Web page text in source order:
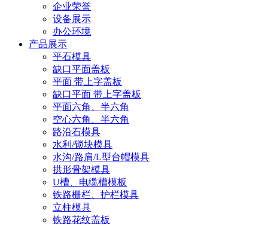
企业荣誉
设备展示
办公环境
产品展示
平石模具
缺口平面盖板
平面 带上字盖板
缺口平面 带上字盖板
平面六角、半六角
空心六角、半六角
路沿石模具
水利/锁块模具
水沟/路肩/L型台帽模具
拱形骨架模具
U槽、电缆槽模板
铁路栅栏、护栏模具
立柱模具
铁路花纹盖板